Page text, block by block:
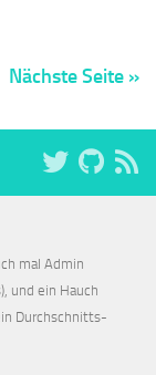
Nächste Seite »
mal Admin
und ein Hauch
Durchschnitts-